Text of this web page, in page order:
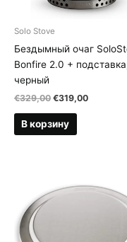
Solo Stove
Бездымный очаг
Bonfire 2.0 +
черный
€329,00 Первоначальная
составляла
€329,00.
€319,00Текущая
В корзину